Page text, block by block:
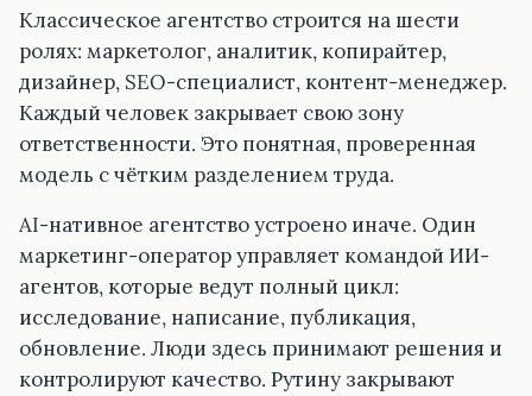
Классическое агентство строится на шести
ролях: маркетолог, аналитик, копирайтер,
дизайнер, SEO-специалист, контент-менеджер.
Каждый человек закрывает свою зону
ответственности. Это понятная, проверенная
модель с чётким разделением труда.
AI-нативное агентство устроено иначе. Один
маркетинг-оператор управляет командой ИИ-
агентов, которые ведут полный цикл:
исследование, написание, публикация,
обновление. Люди здесь принимают решения и
контролируют качество. Рутину закрывают